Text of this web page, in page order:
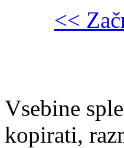
<<
Vsebine
kopirati,